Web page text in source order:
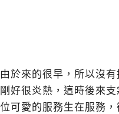
由於來的很早，所以沒
剛好很炎熱，這時後來
位可愛的服務生在服務